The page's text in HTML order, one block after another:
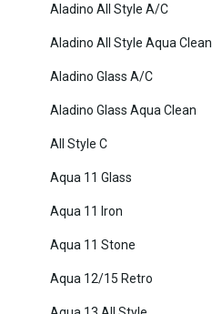
Aladino All Style A/C
Aladino All Style Aqua Clean
Aladino Glass A/C
Aladino Glass Aqua Clean
All Style C
Aqua 11 Glass
Aqua 11 Iron
Aqua 11 Stone
Aqua 12/15 Retro